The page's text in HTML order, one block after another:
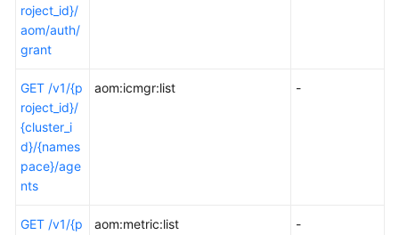
roject_id}/
aom/auth/
grant
GET /v1/{p
roject_id}/
{cluster_i
d}/{names
pace}/age
nts
aom:icmgr:list -
GET /v1/{p
aom:metric:list -